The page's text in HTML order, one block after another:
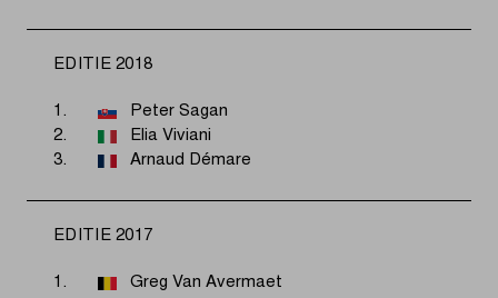
EDITIE 2018
1.
Peter Sagan
2.
Elia Viviani
3.
Arnaud Démare
EDITIE 2017
1.
Greg Van Avermaet